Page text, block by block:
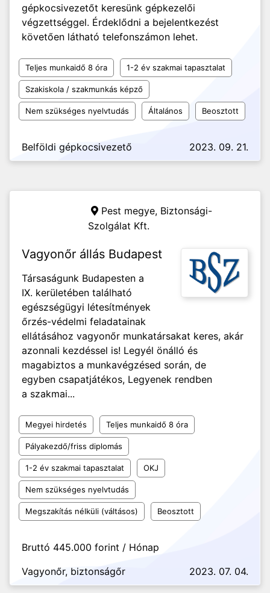
gépkocsivezetőt keresünk gépkezelői
végzettséggel. Érdeklődni a bejelentkezést
követően látható telefonszámon lehet.
Teljes munkaidő 8 óra 1-2 év szakmai tapasztalat
Szakiskola / szakmunkás képző
Nem szükséges nyelvtudás Általános Beosztott
Belföldi gépkocsivezető 2023. 09. 21.
Pest megye, Biztonsági-
Szolgálat Kft.
Vagyonőr állás Budapest
Társaságunk Budapesten a
IX. kerületében található
egészségügyi létesítmények
őrzés-védelmi feladatainak
ellátásához vagyonőr munkatársakat keres, akár
azonnali kezdéssel is! Legyél önálló és
magabiztos a munkavégzésed során, de
egyben csapatjátékos, Legyenek rendben
a szakmai...
Megyei hirdetés Teljes munkaidő 8 óra
Pályakezdő/friss diplomás
1-2 év szakmai tapasztalat OKJ
Nem szükséges nyelvtudás
Megszakítás nélküli (váltásos) Beosztott
Bruttó 445.000 forint / Hónap
Vagyonőr, biztonságőr
2023. 07. 04.